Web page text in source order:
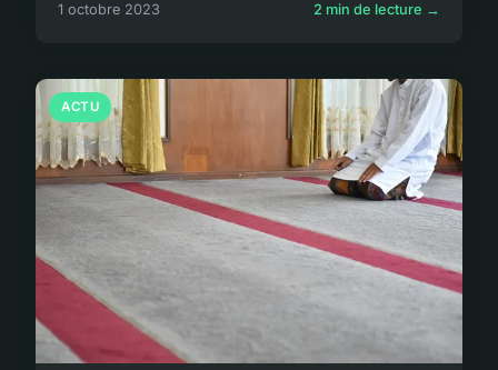
1 octobre 2023 2 min de lecture →
ACTU